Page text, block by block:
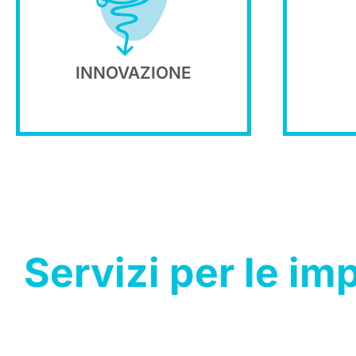
INNOVAZIONE
Siamo stati pionieri in
tanti campi.
Apportiamo un
Servizi per le